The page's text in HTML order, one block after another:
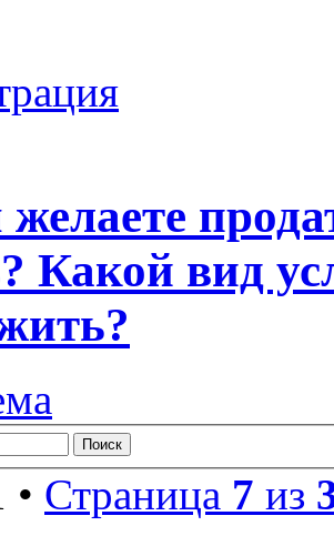
Какой вид
• Страница 7 из